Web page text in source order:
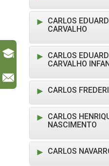
CARLOS
CARVALHO
CARLOS
CARVALHO
CARLOS
CARLOS
NASCIMENTO
CARLOS